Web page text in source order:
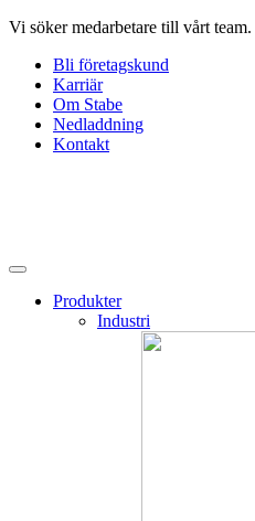
Hoppa
innehåll
Vi söker medarbetare till vårt team.
Bli företagskund
Karriär
Om Stabe
Nedladdning
Kontakt
Produkter
Industri